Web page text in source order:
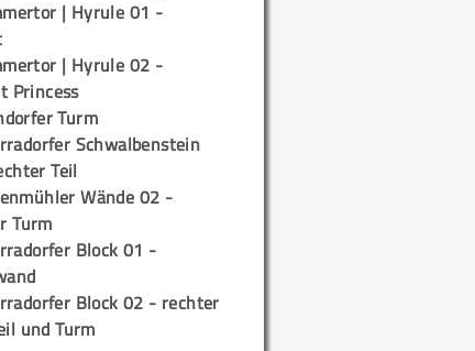
| Hyrule 01 -
| Hyrule 02 -
Princess
Turm
Schwalbenstein
Teil
Wände 02 -
Turm
Block 01 -
Block 02 - rechter
und Turm